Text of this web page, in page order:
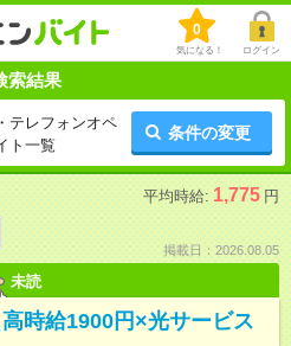
0
気になる！ ログイン
索結果
テレフォンオペ
ト一覧
条件の変更
平均時給: 1,775 円
掲載日：2026.08.05
未読
時給1900円×光サービス